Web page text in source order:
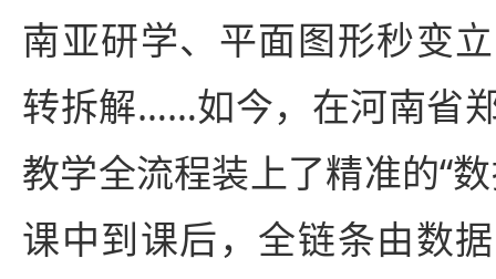
南亚研学、平面图形秒变
转拆解……如今，在河南省
教学全流程装上了精准的“
课中到课后，全链条由数